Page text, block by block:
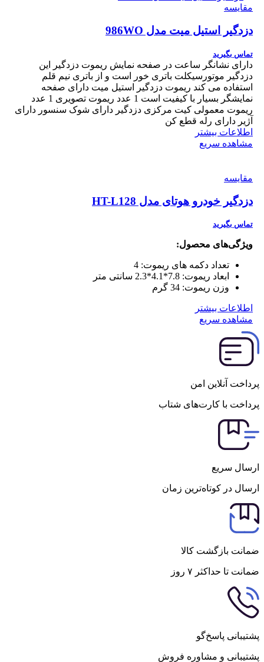
مقایسه
دزدگیر استیل میت مدل 986WO
تماس بگیرید
دارای نشانگر ساعت در صفحه نمایش ریموت دزدگیر این
دزدگیر موتورسیکلت باتری خور است و از باتری نیم قلم
استفاده می کند ریموت دزدگیر استیل میت دارای صفحه
نمایشگر بسیار با کیفیت است 1 عدد ریموت تصویری 1 عدد
ریموت معمولی کیت مرکزی دزدگیر دارای شوک سنسور دارای
آژیر دارای رله قطع کن
اطلاعات بیشتر
مشاهده سریع
مقایسه
دزدگیر خودرو هوتای مدل HT-L128
تماس بگیرید
ویژگی‌های محصول:
تعداد دکمه های ریموت: 4
ابعاد ریموت: 7.8*4.1*2.3 سانتی متر
وزن ریموت: 34 گرم
اطلاعات بیشتر
مشاهده سریع
پرداخت آنلاین امن
پرداخت با کارت‌های شتاب
ارسال سریع
ارسال در کوتاه‌ترین زمان
ضمانت بازگشت کالا
ضمانت تا حداکثر ۷ روز
پشتیبانی پاسخ‌گو
پشتیبانی و مشاوره فروش